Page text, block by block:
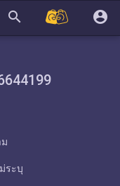
search account_circle
ระบุ